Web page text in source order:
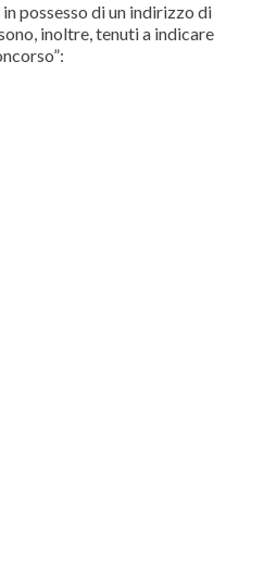
possesso di un indirizzo di
inoltre, tenuti a indicare